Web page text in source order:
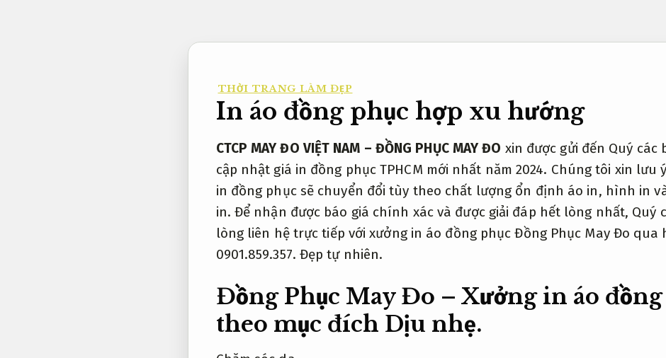
THỜI TRANG LÀM ĐẸP
In áo đồng phục hợp xu hướng
CTCP MAY ĐO VIỆT NAM – ĐỒNG PHỤC MAY ĐO xin được gửi đến Quý các
cập nhật giá in đồng phục TPHCM mới nhất năm 2024. Chúng tôi xin lưu
in đồng phục sẽ chuyển đổi tùy theo chất lượng ổn định áo in, hình in
in. Để nhận được báo giá chính xác và được giải đáp hết lòng nhất, Quý
lòng liên hệ trực tiếp với xưởng in áo đồng phục Đồng Phục May Đo qua
0901.859.357. Đẹp tự nhiên.
Đồng Phục May Đo – Xưởng in áo
theo mục đích Dịu nhẹ.